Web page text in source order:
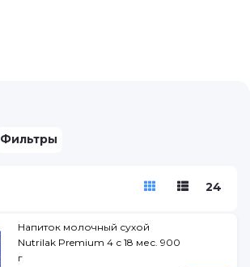
Фильтры
24
Напиток молочный сухой
Nutrilak Premium 4 с 18 мес. 900
г